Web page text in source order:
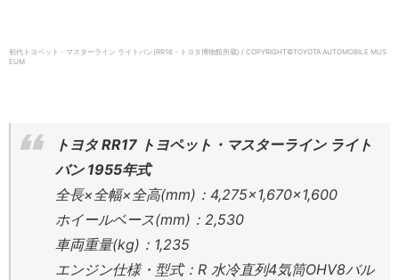
初代トヨペット・マスターライン ライトバン(RR16・トヨタ博物館所蔵) / COPYRIGHT©TOYOTA AUTOMOBILE MUS
EUM
トヨタ RR17 トヨペット・マスターライン ライト
バン 1955年式
全長×全幅×全高(mm)：4,275×1,670×1,600
ホイールベース(mm)：2,530
車両重量(kg)：1,235
エンジン仕様・型式：R 水冷直列4気筒OHV8バル